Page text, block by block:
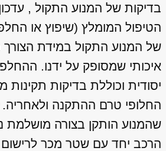
בדיקות של המנוע התקול ,
הטיפול המומלץ (שיפוץ או
של המנוע התקול במידת הצורך
איכותי שמסופק על ידנו.
יסודית וכוללת בדיקות תקינות
החלופי טרם ההתקנה ולאחריה.
שהמנוע הותקן בצורה מושלמת
הרכב יחד עם שטר מכר לרישום